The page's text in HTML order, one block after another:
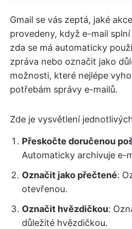
Gmail se vás zeptá, jaké
provedeny, když e-mail
zda se má automaticky
zpráva nebo označit jako
možnosti, které nejlépe
potřebám správy e-mailů.
Zde je vysvětlení
Přeskočte doručenou
Automaticky archivuje e-
Označit jako přečtené:
otevřenou.
Označit hvězdičkou:
důležité hvězdičkou.